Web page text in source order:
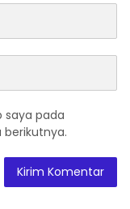
saya pada